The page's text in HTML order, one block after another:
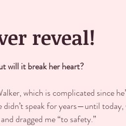
reveal!
will it break her heart?
which is complicated since
speak for years—until
dragged me “to safety.”